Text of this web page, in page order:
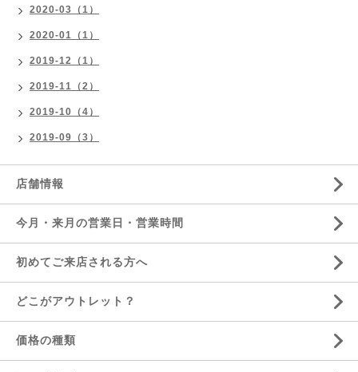
2020-03（1）
2020-01（1）
2019-12（1）
2019-11（2）
2019-10（4）
2019-09（3）
店舗情報
今月・来月の営業日・営業時間
初めてご来店される方へ
どこがアウトレット？
価格の種類